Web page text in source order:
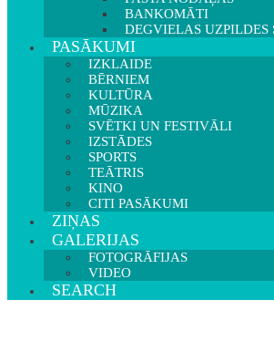
BANKOMĀTI
DEGVIELAS UZPILDES
PASĀKUMI
IZKLAIDE
BĒRNIEM
KULTŪRA
MŪZIKA
SVĒTKI UN FESTIVĀLI
IZSTĀDES
SPORTS
TEĀTRIS
KINO
CITI PASĀKUMI
ZIŅAS
GALERIJAS
FOTOGRĀFIJAS
VIDEO
SEARCH